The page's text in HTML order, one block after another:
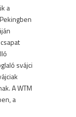
a
svájci
A WTM
a